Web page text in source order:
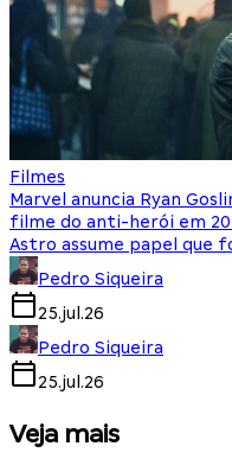
Filmes
Marvel anuncia Ryan
filme do anti-herói em
Astro assume papel que
Pedro Siqueira
25.jul.26
Pedro Siqueira
25.jul.26
Veja mais